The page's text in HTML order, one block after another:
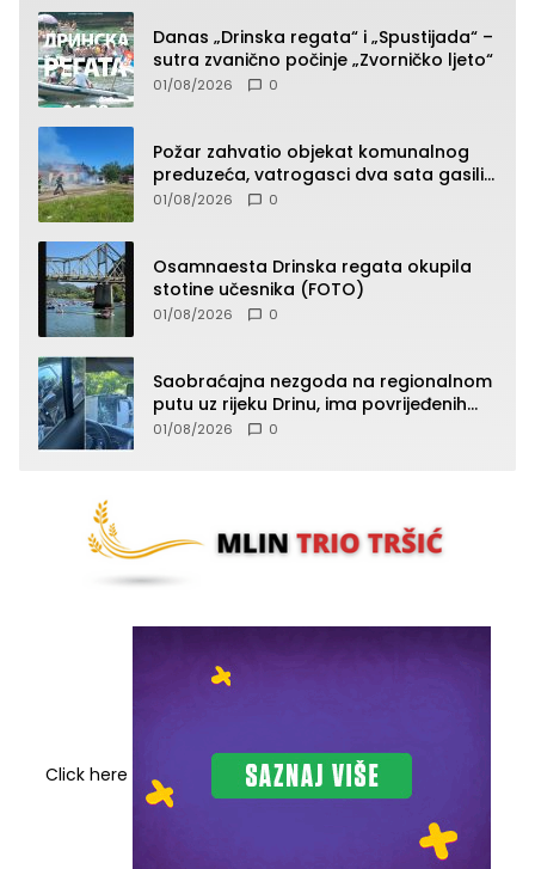
Danas „Drinska regata“ i „Spustijada“ –
sutra zvanično počinje „Zvorničko ljeto“
01/08/2026 0
Požar zahvatio objekat komunalnog
preduzeća, vatrogasci dva sata gasili
vatru (FOTO)
01/08/2026 0
Osamnaesta Drinska regata okupila
stotine učesnika (FOTO)
01/08/2026 0
Saobraćajna nezgoda na regionalnom
putu uz rijeku Drinu, ima povrijeđenih
lica (FOTO)
01/08/2026 0
Click here